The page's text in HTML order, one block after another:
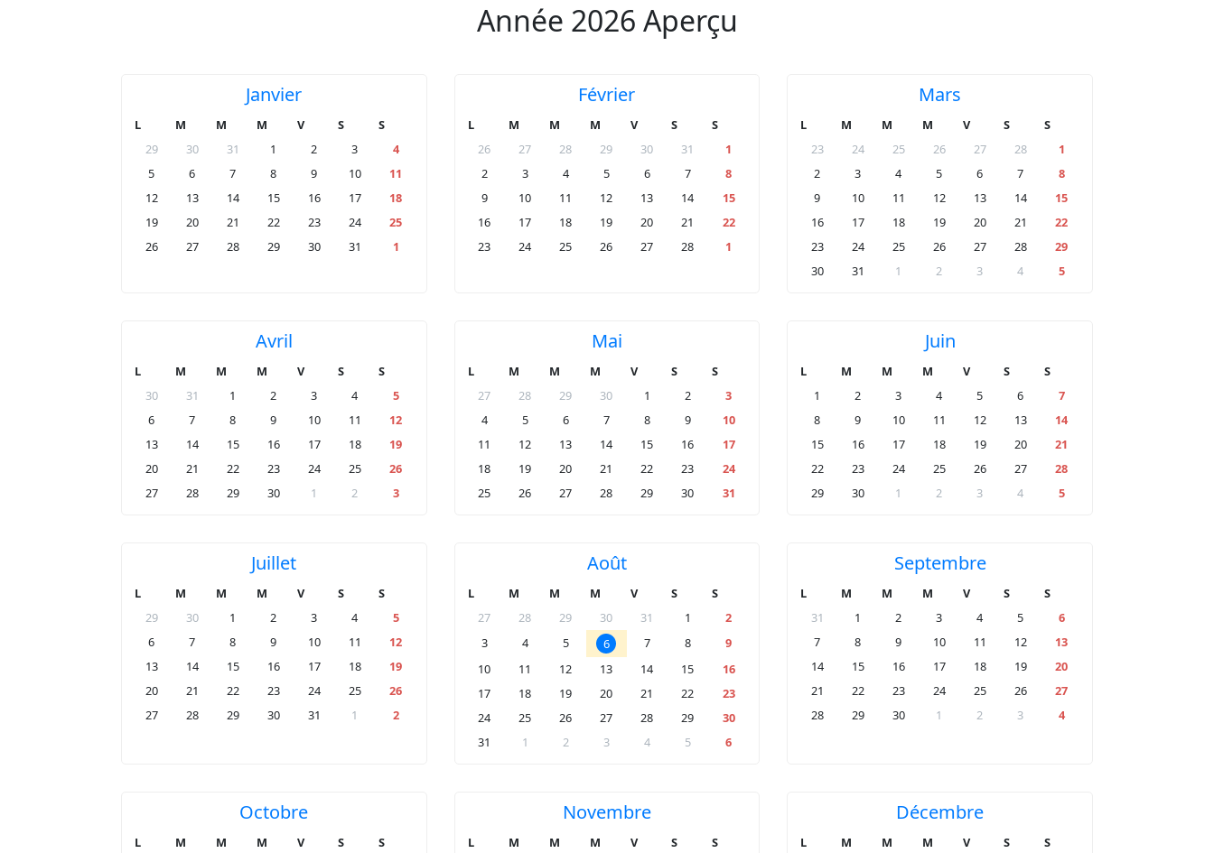
Année 2026 Aperçu
Janvier
L M M M V S
S
29
30 31 1 2 3
4
5
6 7 8 9 10
11
12
13 14 15 16 17
18
19
20 21 22 23 24
25
26
27 28 29 30 31 1
Février
L M M M V S
S
26
27 28 29 30 31
1
2
3 4 5 6 7
8
9
10 11 12 13 14
15
16
17 18 19 20 21
22
23
24 25 26 27 28 1
Mars
L M M M V S
S
23
24 25 26 27 28
1
2
3 4 5 6 7
8
9
10 11 12 13 14
15
16
17 18 19 20 21
22
23
24 25 26 27 28
29
30
31 1 2 3 4 5
Avril
L M M M V S
S
30
31 1 2 3 4
5
6
7 8 9 10 11
12
13
14 15 16 17 18
19
20
21 22 23 24 25
26
27
28 29 30 1 2 3
Mai
L M M M V S
S
27
28 29 30 1 2
3
4
5 6 7 8 9
10
11
12 13 14 15 16
17
18
19 20 21 22 23
24
25
26 27 28 29 30 31
Juin
L M M M V S
S
1
2 3 4 5 6
7
8
9 10 11 12 13
14
15
16 17 18 19 20
21
22
23 24 25 26 27
28
29
30 1 2 3 4 5
Juillet
L M M M V S
S
29
30 1 2 3 4
5
6
7 8 9 10 11
12
13
14 15 16 17 18
19
20
21 22 23 24 25
26
27
28 29 30 31 1 2
Août
L M M M V S
S
27
28 29 30 31 1
2
3
4 5 6 7 8
9
10
11 12 13 14 15
16
17
18 19 20 21 22
23
24
25 26 27 28 29
30
31
1 2 3 4 5 6
Septembre
L M M M V S
S
31
1 2 3 4 5
6
7
8 9 10 11 12
13
14
15 16 17 18 19
20
21
22 23 24 25 26
27
28
29 30 1 2 3 4
Octobre
L M M M V S
S
Novembre
L M M M V S
S
Décembre
L M M M V S
S